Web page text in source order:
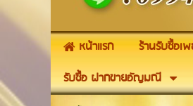
หน้าแรก ร้านรับซื้อเ
รับซื้อ ฝากขายอัญมณี